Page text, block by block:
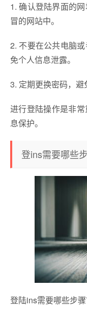
1. 确认登陆界面的
冒的网站中。
2. 不要在公共电脑
免个人信息泄露。
3. 定期更换密码，避
进行登陆操作是非
息保护。
登ins需要哪些
登陆ins需要哪些步骤